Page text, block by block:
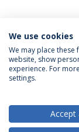
ÚLTIMAS
Política
We use cookies
We may place
website, show
experience. For
settings.
Accept